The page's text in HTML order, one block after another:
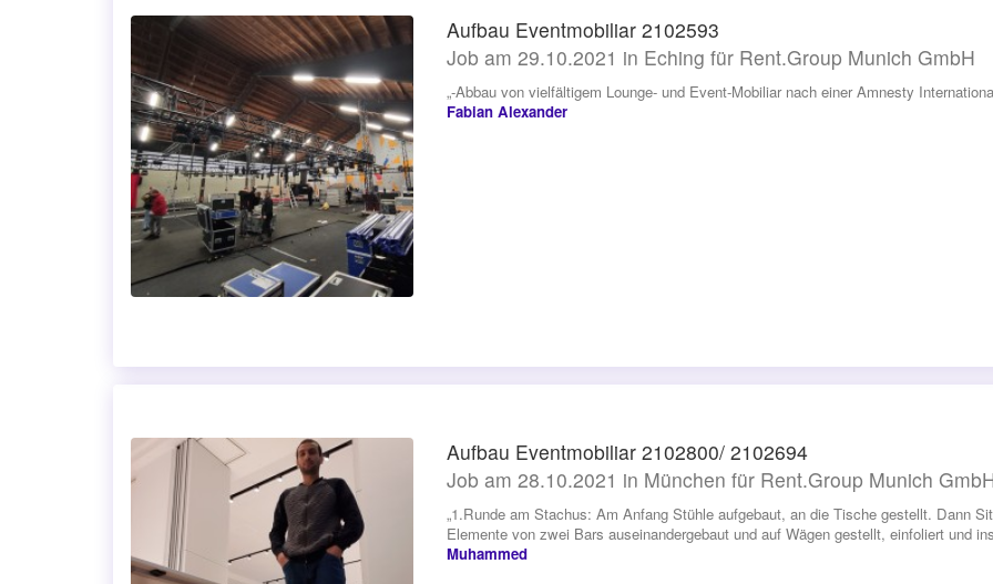
Aufbau Eventmobiliar 2102593
Job am 29.10.2021 in Eching für Rent.Group Munich GmbH
„-Abbau von vielfältigem Lounge- und Event-Mobiliar nach einer Amnesty
Fabian Alexander
Aufbau Eventmobiliar 2102800/ 2102694
Job am 28.10.2021 in München für Rent.Group Munich
„1.Runde am Stachus: Am Anfang Stühle aufgebaut, an die Tische gestellt. Dann
Elemente von zwei Bars auseinandergebaut und auf Wägen gestellt, einfoliert und
Muhammed